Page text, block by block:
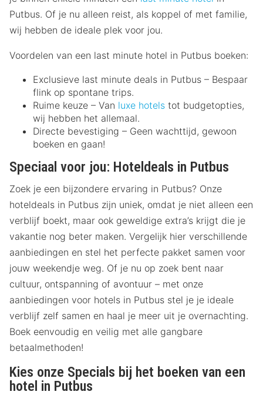
Putbus. Of je nu alleen reist, als koppel of met familie,
wij hebben de ideale plek voor jou.
Voordelen van een last minute hotel in Putbus boeken:
Exclusieve last minute deals in Putbus – Bespaar
flink op spontane trips.
Ruime keuze – Van luxe hotels tot budgetopties,
wij hebben het allemaal.
Directe bevestiging – Geen wachttijd, gewoon
boeken en gaan!
Speciaal voor jou: Hoteldeals in Putbus
Zoek je een bijzondere ervaring in Putbus? Onze
hoteldeals in Putbus zijn uniek, omdat je niet alleen een
verblijf boekt, maar ook geweldige extra’s krijgt die je
vakantie nog beter maken. Vergelijk hier verschillende
aanbiedingen en stel het perfecte pakket samen voor
jouw weekendje weg. Of je nu op zoek bent naar
cultuur, ontspanning of avontuur – met onze
aanbiedingen voor hotels in Putbus stel je je ideale
verblijf zelf samen en haal je meer uit je overnachting.
Boek eenvoudig en veilig met alle gangbare
betaalmethoden!
Kies onze Specials bij het boeken van een
hotel in Putbus